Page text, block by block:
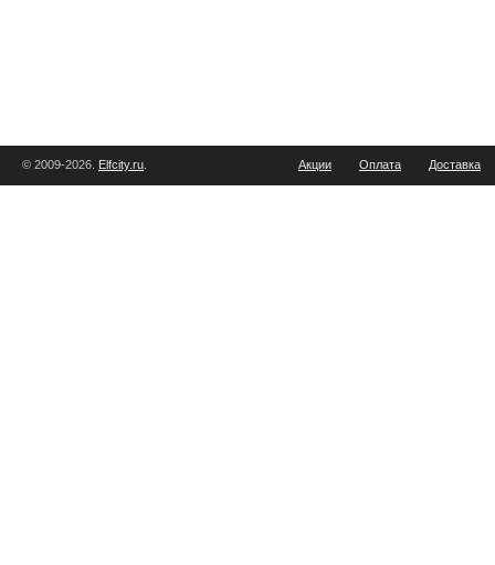
© 2009-2026. Elfcity.ru Акции Оплата Доставка